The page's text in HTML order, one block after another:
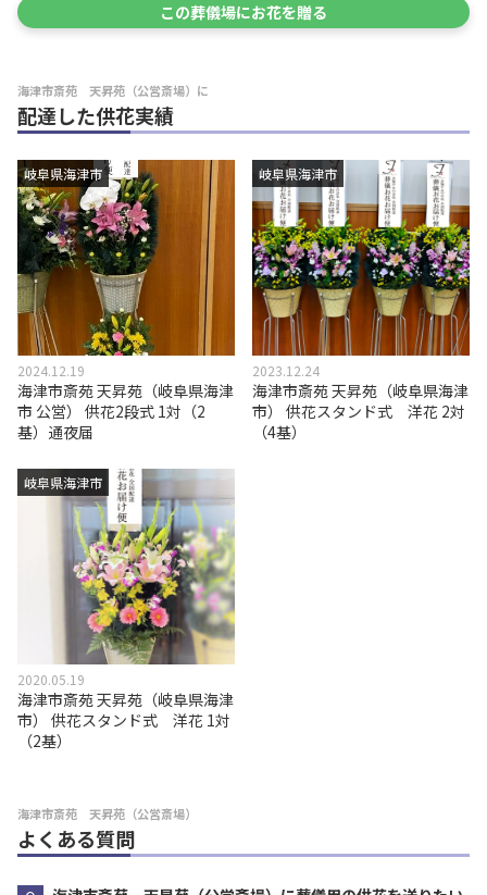
この葬儀場にお花を贈る
海津市斎苑 天昇苑（公営斎場）に
配達した供花実績
岐阜県海津市
2024.12.19
海津市斎苑 天昇苑（岐阜県海津
市 公営） 供花2段式 1対（2
基）通夜届
岐阜県海津市
2023.12.24
海津市斎苑 天昇苑（岐阜県海津
市） 供花スタンド式 洋花 2対
（4基）
岐阜県海津市
2020.05.19
海津市斎苑 天昇苑（岐阜県海津
市） 供花スタンド式 洋花 1対
（2基）
海津市斎苑 天昇苑（公営斎場）
よくある質問